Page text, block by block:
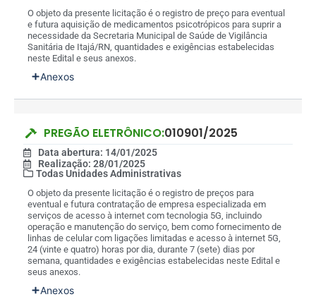
O objeto da presente licitação é o registro de preço para eventual
e futura aquisição de medicamentos psicotrópicos para suprir a
necessidade da Secretaria Municipal de Saúde de Vigilância
Sanitária de Itajá/RN, quantidades e exigências estabelecidas
neste Edital e seus anexos.
Anexos
PREGÃO ELETRÔNICO:010901/2025
Data abertura: 14/01/2025
Realização: 28/01/2025
Todas Unidades Administrativas
O objeto da presente licitação é o registro de preços para
eventual e futura contratação de empresa especializada em
serviços de acesso à internet com tecnologia 5G, incluindo
operação e manutenção do serviço, bem como fornecimento de
linhas de celular com ligações limitadas e acesso à internet 5G,
24 (vinte e quatro) horas por dia, durante 7 (sete) dias por
semana, quantidades e exigências estabelecidas neste Edital e
seus anexos.
Anexos